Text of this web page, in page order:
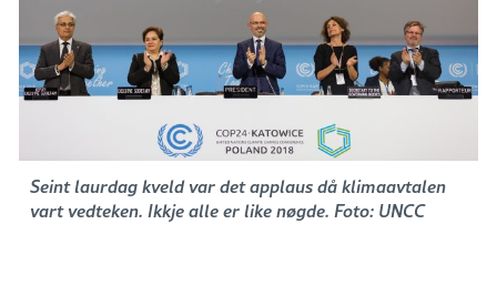
Seint laurdag kveld var det applaus då klimaavtalen
vart vedteken. Ikkje alle er like nøgde. Foto: UNCC